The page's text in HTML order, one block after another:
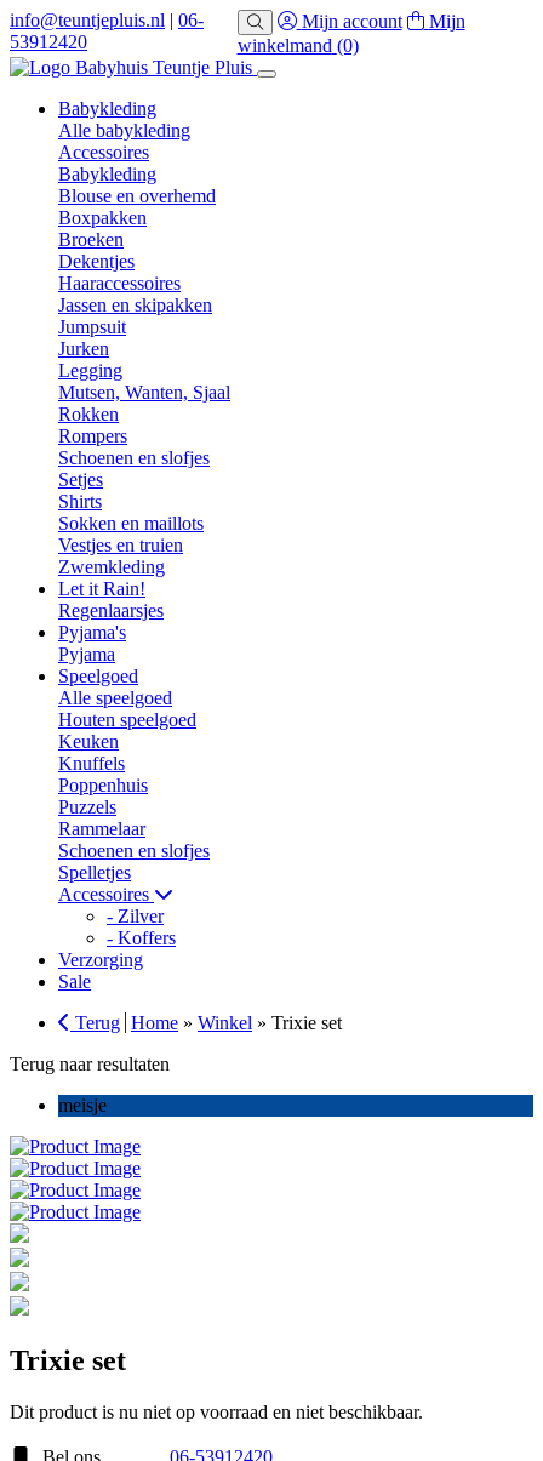
info@teuntjepluis.nl | 06-
53912420
Mijn account
Mijn
winkelmand (0)
Babykleding
Alle babykleding
Accessoires
Babykleding
Blouse en overhemd
Boxpakken
Broeken
Dekentjes
Haaraccessoires
Jassen en skipakken
Jumpsuit
Jurken
Legging
Mutsen, Wanten, Sjaal
Rokken
Rompers
Schoenen en slofjes
Setjes
Shirts
Sokken en maillots
Vestjes en truien
Zwemkleding
Let it Rain!
Regenlaarsjes
Pyjama's
Pyjama
Speelgoed
Alle speelgoed
Houten speelgoed
Keuken
Knuffels
Poppenhuis
Puzzels
Rammelaar
Schoenen en slofjes
Spelletjes
Accessoires
- Zilver
- Koffers
Verzorging
Sale
Terug Home » Winkel » Trixie set
Terug naar resultaten
meisje
Trixie set
Dit product is nu niet op voorraad en niet beschikbaar.
Bel ons
06-53912420